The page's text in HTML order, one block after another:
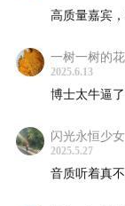
高质量嘉宾
一树一树的
2025.6.13
博士太牛逼
闪光永恒少
2025.5.27
音质听着真